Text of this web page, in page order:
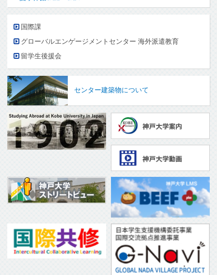
国際課
グローバルエンゲージメントセンター 海外派遣教育
留学生後援会
センター建築物について